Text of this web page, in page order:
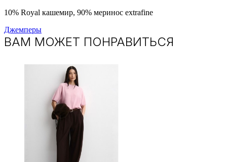
10% Royal кашемир, 90% меринос extrafine
Джемперы
ВАМ МОЖЕТ ПОНРАВИТЬСЯ